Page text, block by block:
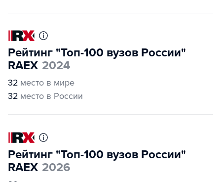
Рейтинг "Топ-100 вузов России"
RAEX 2024
32 место в мире
32 место в России
Рейтинг "Топ-100 вузов России"
RAEX 2026